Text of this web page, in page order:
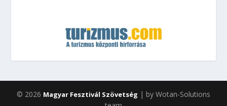
© 2026 Magyar Fesztivál Szövetség | by Wotan-Solutions